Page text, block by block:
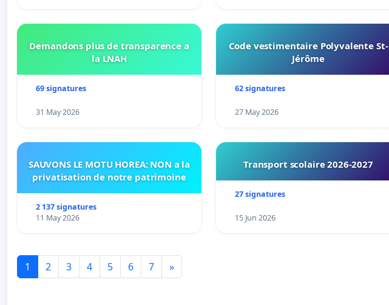
Demandons plus de transparence a
la LNAH
69 signatures
31 May 2026
Code vestimentaire Polyvalente St-
Jérôme
62 signatures
27 May 2026
SAUVONS LE MOTU HOREA: NON a la
privatisation de notre patrimoine
2 137 signatures
11 May 2026
Transport scolaire 2026-2027
27 signatures
15 Jun 2026
1 2 3 4 5 6 7 »